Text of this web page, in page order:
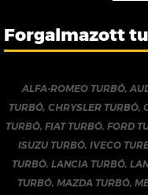
Forgalmazott
ALFA-ROMEO TURBÓ,
TURBÓ, CHRYSLER TURBÓ,
TURBÓ,FIAT TURBÓ,FORD
ISUZU TURBÓ,IVECO
TURBÓ,LANCIA TURBÓ,
TURBÓ, MAZDA TURBÓ,